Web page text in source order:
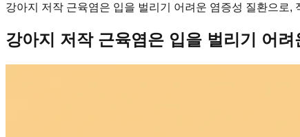
강아지 저작 근육염은 입을 벌리기 어려운 염증성 질환으로
강아지 저작 근육염은 입을 벌리기 어